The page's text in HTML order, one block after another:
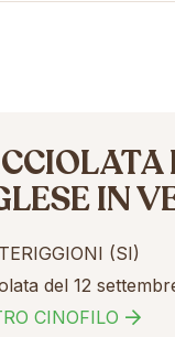
IN
(SI)
del 12
CINOFILO